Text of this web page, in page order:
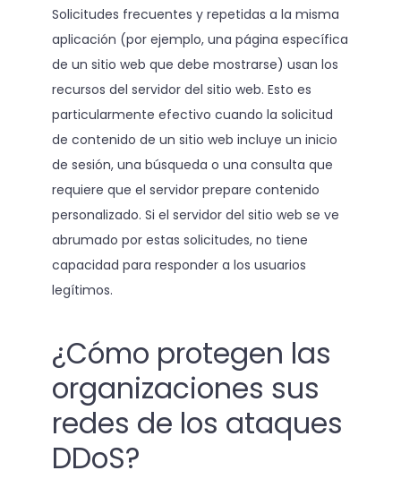
Solicitudes frecuentes y repetidas a la misma
aplicación (por ejemplo, una página específica
de un sitio web que debe mostrarse) usan los
recursos del servidor del sitio web. Esto es
particularmente efectivo cuando la solicitud
de contenido de un sitio web incluye un inicio
de sesión, una búsqueda o una consulta que
requiere que el servidor prepare contenido
personalizado. Si el servidor del sitio web se ve
abrumado por estas solicitudes, no tiene
capacidad para responder a los usuarios
legítimos.
¿Cómo protegen las
organizaciones sus
redes de los ataques
DDoS?